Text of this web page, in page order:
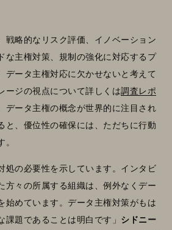
戦略的なリスク評価、イノベーション
な主権対策、規制の強化に対応するプ
データ主権対応に欠かせないと考えて
ージの視点について詳しくは調査レポ
データ主権の概念が世界的に注目され
と、優位性の確保には、ただちに行動
処の必要性を示しています。インタビ
方々の所属する組織は、例外なくデー
始めています。データ主権対策がもは
題であることは明白です」 シドニー